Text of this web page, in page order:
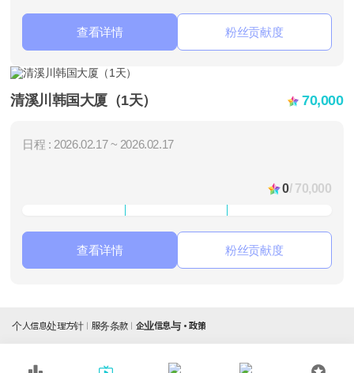
查看详情 粉丝贡献度
清溪川韩国大厦（1天） 70,000
日程 : 2026.02.17 ~ 2026.02.17
0/ 70,000
查看详情 粉丝贡献度
个人信息处理方针 服务条款 企业信息与・政策